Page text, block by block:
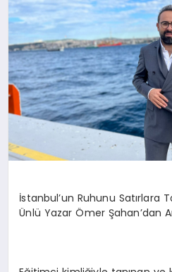
İstanbul’un Ruhunu Satırlara
Ünlü Yazar Ömer Şahan’dan